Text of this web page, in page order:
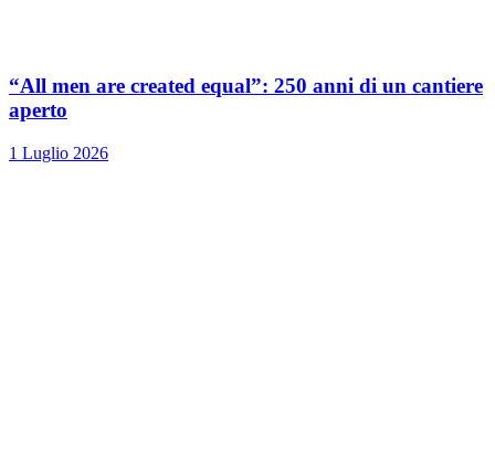
“All men are created equal”: 250 anni di un cantiere
aperto
1 Luglio 2026